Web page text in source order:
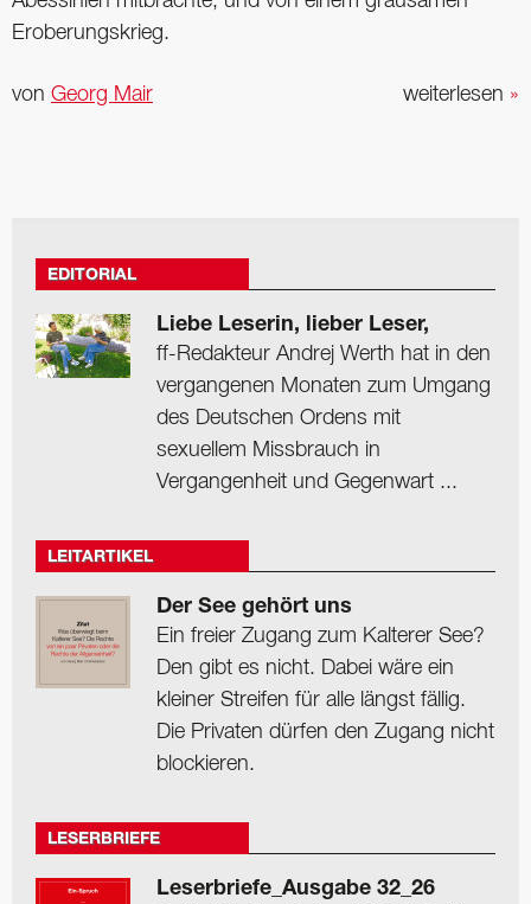
Eroberungskrieg.
weiterlesen »
von Georg Mair
EDITORIAL
Liebe Leserin, lieber Leser,
ff-Redakteur Andrej Werth hat in den
vergangenen Monaten zum Umgang
des Deutschen Ordens mit
sexuellem Missbrauch in
Vergangenheit und Gegenwart ...
LEITARTIKEL
Der See gehört uns
Ein freier Zugang zum Kalterer See?
Den gibt es nicht. Dabei wäre ein
kleiner Streifen für alle längst fällig.
Die Privaten dürfen den Zugang nicht
blockieren.
LESERBRIEFE
Leserbriefe_Ausgabe 32_26